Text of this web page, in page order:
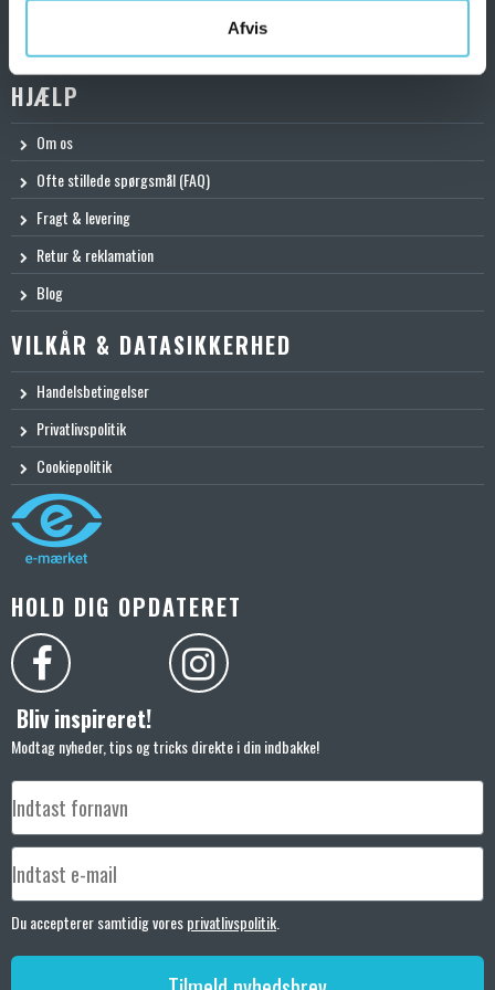
Afvis
Henvendelser på mail besvares inden for 2 hverdage.
HJÆLP
Om os
Ofte stillede spørgsmål (FAQ)
Fragt & levering
Retur & reklamation
Blog
VILKÅR & DATASIKKERHED
Handelsbetingelser
Privatlivspolitik
Cookiepolitik
HOLD DIG OPDATERET
Bliv inspireret!
Modtag nyheder, tips og tricks direkte i din indbakke!
Du accepterer samtidig voresprivatlivspolitik